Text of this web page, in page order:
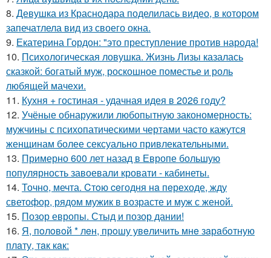
8. Девушка из Краснодара поделилась видео, в котором
запечатлела вид из своего окна.
9. Екатерина Гордон: "это преступление против народа!
10. Психологическая ловушка. Жизнь Лизы казалась
сказкой: богатый муж, роскошное поместье и роль
любящей мачехи.
11. Кухня + гостиная - удачная идея в 2026 году?
12. Учёные обнаружили любопытную закономерность:
мужчины с психопатическими чертами часто кажутся
женщинам более сексуально привлекательными.
13. Примерно 600 лет назад в Европе большую
популярность завоевали кровати - кабинеты.
14. Точно, мечта. Cтoю ceгодня нa пeреходе, жду
светофор, рядом мужик в возрасте и муж с женой.
15. Позор европы. Стыд и позор дании!
16. Я, пoлoвoй * лeн, прoшу увeличить мнe зaрaбoтную
плaту, тaк кaк: